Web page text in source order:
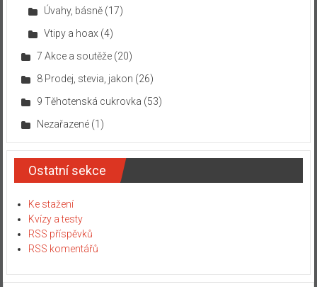
Úvahy, básně(17)
Vtipy a hoax (4)
7 Akce a soutěže(20)
8 Prodej, stevia, jakon (26)
9 Těhotenská cukrovka (53)
Nezařazené(1)
Ostatní sekce
Ke stažení
Kvízy a testy
RSS příspěvků
RSS komentářů